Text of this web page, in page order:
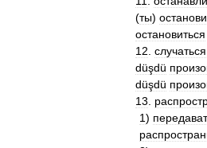
(ты)
остановиться
12 случаться
düşdü
düşdü
13
1)